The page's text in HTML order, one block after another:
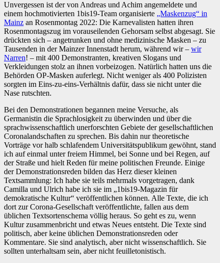
Unvergessen ist der von Andreas und Achim angemeldete und
einem hochmotivierten 1bis19-Team organisierte „Maskenzug“ in
Mainz an Rosenmontag 2022: Die Karnevalisten hatten ihren
Rosenmontagszug im vorauseilenden Gehorsam selbst abgesagt. Sie
drückten sich – angetrunken und ohne medizinische Masken – zu
Tausenden in der Mainzer Innenstadt herum, während wir – wir
Narren! – mit 400 Demonstranten, kreativen Slogans und
Verkleidungen stolz an ihnen vorbeizogen. Natürlich hatten uns die
Behörden OP-Masken auferlegt. Nicht weniger als 400 Polizisten
sorgten im Eins-zu-eins-Verhältnis dafür, dass sie nicht unter die
Nase rutschten.
Bei den Demonstrationen begannen meine Versuche, als
Germanistin die Sprachlosigkeit zu überwinden und über die
sprachwissenschaftlich unerforschten Gebiete der gesellschaftlichen
Coronalandschaften zu sprechen. Bis dahin nur theoretische
Vorträge vor halb schlafendem Universitätspublikum gewöhnt, stand
ich auf einmal unter freiem Himmel, bei Sonne und bei Regen, auf
der Straße und hielt Reden für meine politischen Freunde. Einige
der Demonstrationsreden bilden das Herz dieser kleinen
Textsammlung: Ich habe sie teils mehrmals vorgetragen, dank
Camilla und Ulrich habe ich sie im „1bis19-Magazin für
demokratische Kultur“ veröffentlichen können. Alle Texte, die ich
dort zur Corona-Gesellschaft veröffentlichte, fallen aus dem
üblichen Textsortenschema völlig heraus. So geht es zu, wenn
Kultur zusammenbricht und etwas Neues entsteht. Die Texte sind
politisch, aber keine üblichen Demonstrationsreden oder
Kommentare. Sie sind analytisch, aber nicht wissenschaftlich. Sie
sollten unterhaltsam sein, aber nicht feuilletonistisch.